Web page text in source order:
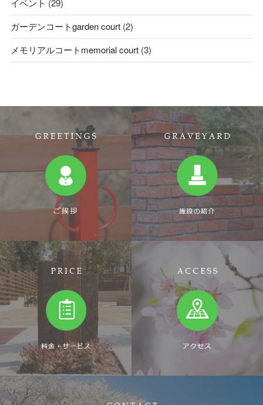
イベント (29)
ガーデンコートgarden court(2)
メモリアルコートmemorial court(3)